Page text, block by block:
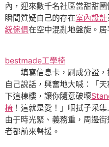
內，迎來數千名社區當甜甜
瞬間質疑自己的存在室內設計
統傢俱在空中混亂地盤旋。居
bestmade工學椅
填寫信息卡，刷成分證，
自己說話，興奮地大喊：「
下這棟樓，讓你隨意破壞
椅 ！這就是愛！」咽拭子采
由于時光緊、義務重，周邊
者都前來聲援。